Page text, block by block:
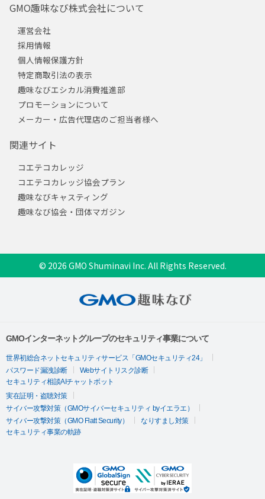
GMO趣味なび株式会社について
運営会社
採用情報
個人情報保護方針
特定商取引法の表示
趣味なびエシカル消費推進部
プロモーションについて
メーカー・広告代理店のご担当者様へ
関連サイト
コエテコカレッジ
コエテコカレッジ協会プラン
趣味なびキャスティング
趣味なび協会・団体マガジン
© 2026 GMO Shuminavi Inc. All Rights Reserved.